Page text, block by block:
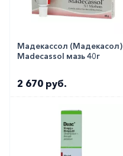
Мадекассол (Мадекасол)
Madecassol мазь 40г
2 670 руб.